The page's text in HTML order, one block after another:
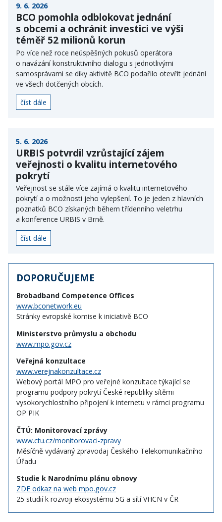
9. 6. 2026
BCO pomohla odblokovat jednání
s obcemi a ochránit investici ve výši
téměř 52 milionů korun
Po více než roce neúspěšných pokusů operátora
o navázání konstruktivního dialogu s jednotlivými
samosprávami se díky aktivitě BCO podařilo otevřít jednání
ve všech dotčených obcích.
číst dále
5. 6. 2026
URBIS potvrdil vzrůstající zájem
veřejnosti o kvalitu internetového
pokrytí
Veřejnost se stále více zajímá o kvalitu internetového
pokrytí a o možnosti jeho vylepšení. To je jeden z hlavních
poznatků BCO získaných během třídenního veletrhu
a konference URBIS v Brně.
číst dále
DOPORUČUJEME
Brobadband Competence Offices
www.bconetwork.eu
Stránky evropské komise k iniciativě BCO
Ministerstvo průmyslu a obchodu
www.mpo.gov.cz
Veřejná konzultace
www.verejnakonzultace.cz
Webový portál MPO pro veřejné konzultace týkající se
programu podpory pokrytí České republiky sítěmi
vysokorychlostního připojení k internetu v rámci programu
OP PIK
ČTÚ: Monitorovací zprávy
www.ctu.cz/monitorovaci-zpravy
Měsíčně vydávaný zpravodaj Českého Telekomunikačního
Úřadu
Studie k Narodnímu plánu obnovy
ZDE odkaz na web mpo.gov.cz
25 studií k rozvoji ekosystému 5G a sítí VHCN v ČR